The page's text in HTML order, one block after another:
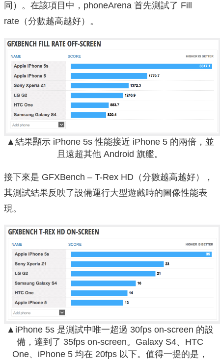
同）。在該項目中，phoneArena 首先測試了 Fill
rate（分數越高越好）。
▲結果顯示 iPhone 5s 性能接近 iPhone 5 的兩倍，並
且遠超其他 Android 旗艦。
接下來是 GFXBench – T-Rex HD（分數越高越好），
其測試結果反映了設備運行大型遊戲時的圖像性能表
現。
▲iPhone 5s 是測試中唯一超過 30fps on-screen 的設
備，達到了 35fps on-screen。Galaxy S4、HTC
One、iPhone 5 均在 20fps 以下。值得一提的是，